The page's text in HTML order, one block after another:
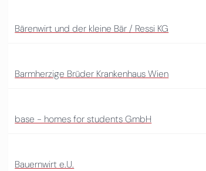
Bärenwirt und der kleine Bär / Ressi KG
Barmherzige Brüder Krankenhaus Wien
base - homes for students GmbH
Bauernwirt e.U.